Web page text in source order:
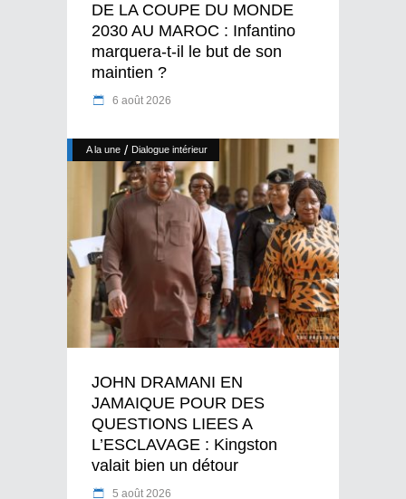
DE LA COUPE DU MONDE
2030 AU MAROC : Infantino
marquera-t-il le but de son
maintien ?
6 août 2026
A la une / Dialogue intérieur
JOHN DRAMANI EN
JAMAIQUE POUR DES
QUESTIONS LIEES A
L’ESCLAVAGE : Kingston
valait bien un détour
5 août 2026